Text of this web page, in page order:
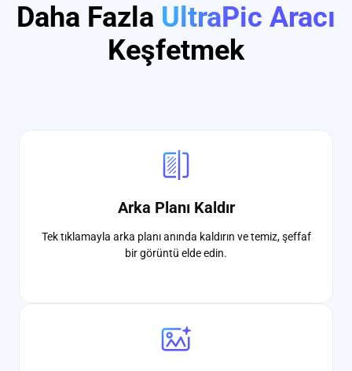
Daha Fazla UltraPic Aracı
Keşfetmek
Arka Planı Kaldır
Tek tıklamayla arka planı anında kaldırın ve temiz, şeffaf
bir görüntü elde edin.